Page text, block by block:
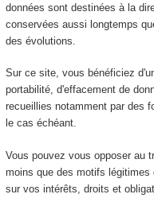
données sont destinées à la
conservées aussi longtemps
des évolutions.
Sur ce site, vous bénéficiez
portabilité, d'effacement de
recueillies notamment par des
le cas échéant.
Vous pouvez vous opposer au
moins que des motifs légitimes
sur vos intérêts, droits et